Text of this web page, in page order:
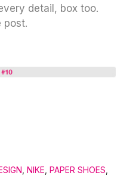
detail, box too.
post.
NIKE PAPER SHOES